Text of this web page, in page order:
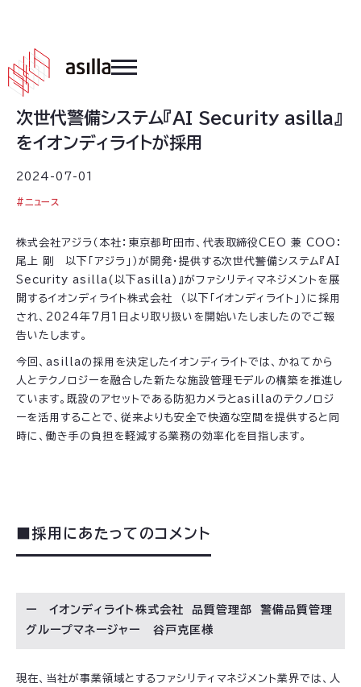
2024.
次世代警備システム『AI Security asilla』
をイオンディライトが採用
2024-07-01
# ニュース
株式会社アジラ（本社：東京都町田市、代表取締役CEO 兼 COO：
尾上 剛 以下「アジラ」）が開発・提供する次世代警備システム『AI
Security asilla(以下asilla)』がファシリティマネジメントを展
開するイオンディライト株式会社 （以下「イオンディライト」）に採用
され、2024年7月1日より取り扱いを開始いたしましたのでご報
告いたします。
今回、asillaの採用を決定したイオンディライトでは、かねてから
人とテクノロジーを融合した新たな施設管理モデルの構築を推進し
ています。既設のアセットである防犯カメラとasillaのテクノロジ
ーを活用することで、従来よりも安全で快適な空間を提供すると同
時に、働き手の負担を軽減する業務の効率化を目指します。
■採用にあたってのコメント
ー イオンディライト株式会社 品質管理部 警備品質管理
グループマネージャー 谷戸克匡様
現在、当社が事業領域とするファシリティマネジメント業界では、人